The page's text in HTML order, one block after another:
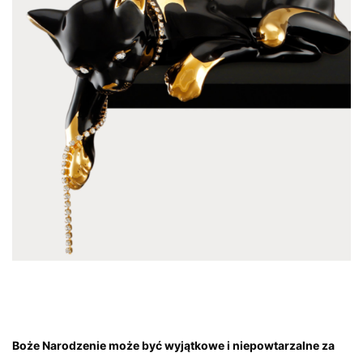
Boże Narodzenie może być wyjątkowe i niepowtarzalne za